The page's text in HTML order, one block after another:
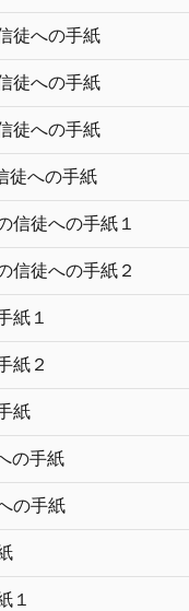
徒への手紙
徒への手紙
徒への手紙
徒への手紙
信徒への手紙１
信徒への手紙２
紙１
紙２
紙
の手紙
の手紙
１